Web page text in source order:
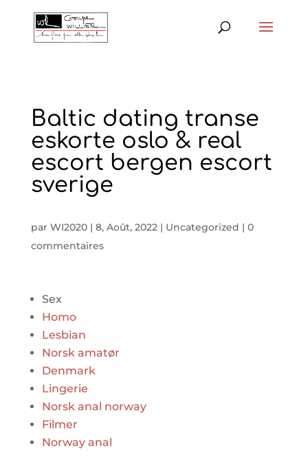
Baltic dating transe
eskorte oslo & real
escort bergen escort
sverige
par WI2020| 8, Août, 2022| Uncategorized | 0
commentaires
Sex
Homo
Lesbian
Norsk amatør
Denmark
Lingerie
Norsk anal norway
Filmer
Norway anal